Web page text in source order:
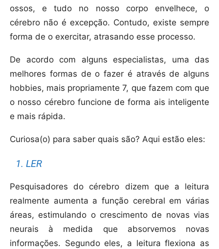
ossos, e tudo no nosso corpo envelhece, o
cérebro não é excepção. Contudo, existe sempre
forma de o exercitar, atrasando esse processo.
De acordo com alguns especialistas, uma das
melhores formas de o fazer é através de alguns
hobbies, mais propriamente 7, que fazem com que
o nosso cérebro funcione de forma ais inteligente
e mais rápida.
Curiosa(o) para saber quais são? Aqui estão eles:
1. LER
Pesquisadores do cérebro dizem que a leitura
realmente aumenta a função cerebral em várias
áreas, estimulando o crescimento de novas vias
neurais à medida que absorvemos novas
informações. Segundo eles, a leitura flexiona as